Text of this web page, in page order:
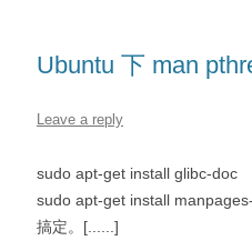
Ubuntu 下 man
Leave a reply
sudo apt-get install glibc-doc
sudo apt-get install
搞定。[......]